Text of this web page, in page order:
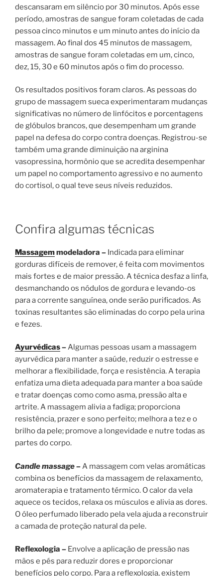
descansaram em silêncio por 30 minutos. Após esse
período, amostras de sangue foram coletadas de cada
pessoa cinco minutos e um minuto antes do início da
massagem. Ao final dos 45 minutos de massagem,
amostras de sangue foram coletadas em um, cinco,
dez, 15, 30 e 60 minutos após o fim do processo.
Os resultados positivos foram claros. As pessoas do
grupo de massagem sueca experimentaram mudanças
significativas no número de linfócitos e porcentagens
de glóbulos brancos, que desempenham um grande
papel na defesa do corpo contra doenças. Registrou-se
também uma grande diminuição na arginina
vasopressina, hormônio que se acredita desempenhar
um papel no comportamento agressivo e no aumento
do cortisol, o qual teve seus níveis reduzidos.
Confira algumas técnicas
Massagemmodeladora – Indicada para eliminar
gorduras difíceis de remover, é feita com movimentos
mais fortes e de maior pressão. A técnica desfaz a linfa,
desmanchando os nódulos de gordura e levando-os
para a corrente sanguínea, onde serão purificados. As
toxinas resultantes são eliminadas do corpo pela urina
e fezes.
Ayurvédicas–Algumas pessoas usam a massagem
ayurvédica para manter a saúde, reduzir o estresse e
melhorar a flexibilidade, força e resistência. A terapia
enfatiza uma dieta adequada para manter a boa saúde
e tratar doenças como como asma, pressão alta e
artrite. A massagem alivia a fadiga; proporciona
resistência, prazer e sono perfeito; melhora a tez e o
brilho da pele; promove a longevidade e nutre todas as
partes do corpo.
Candle massage –A massagem com velas aromáticas
combina os benefícios da massagem de relaxamento,
aromaterapia e tratamento térmico. O calor da vela
aquece os tecidos, relaxa os músculos e alivia as dores.
O óleo perfumado liberado pela vela ajuda a reconstruir
a camada de proteção natural da pele.
Reflexologia – Envolve a aplicação de pressão nas
mãos e pés para reduzir dores e proporcionar
benefícios pelo corpo. Para a reflexologia, existem